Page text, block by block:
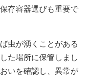
存容器選びも重要で
虫が湧くことがある
た場所に保管しまし
いを確認し、異常が